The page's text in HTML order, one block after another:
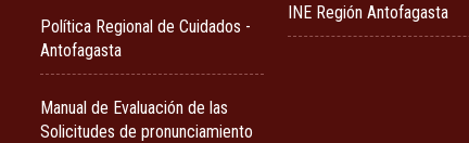
Política Regional de Cuidados -
Antofagasta
Manual de Evaluación de las
Solicitudes de pronunciamiento
INE Región Antofagasta